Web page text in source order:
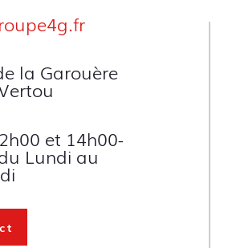
la Garouère
et 14h00-
Lundi au